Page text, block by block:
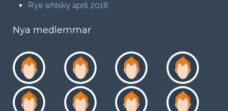
Rye whisky april 2018
Nya medlemmar